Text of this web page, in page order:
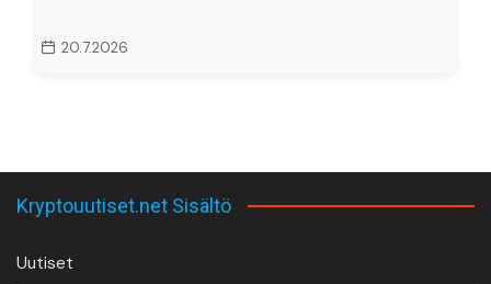
20.7.2026
Kryptouutiset.net Sisältö
Uutiset